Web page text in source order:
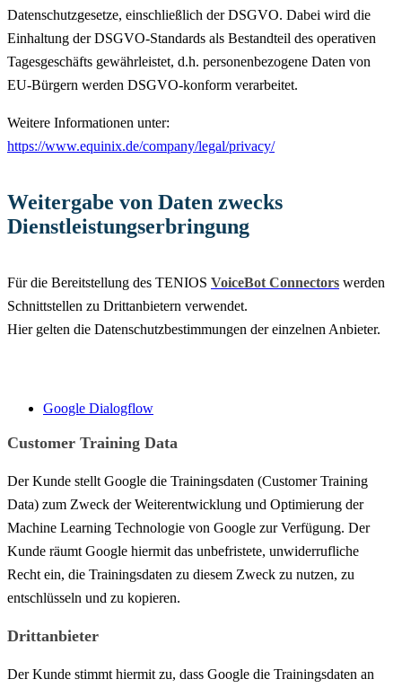
Datenschutzgesetze, einschließlich der DSGVO. Dabei wird die
Einhaltung der DSGVO-Standards als Bestandteil des operativen
Tagesgeschäfts gewährleistet, d.h. personenbezogene Daten von
EU-Bürgern werden DSGVO-konform verarbeitet.
Weitere Informationen unter:
https://www.equinix.de/company/legal/privacy/
Weitergabe von Daten zwecks
Dienstleistungserbringung
Für die Bereitstellung des TENIOS VoiceBot Connectors werden
Schnittstellen zu Drittanbietern verwendet.
Hier gelten die Datenschutzbestimmungen der einzelnen Anbieter.
Google Dialogflow
Customer Training Data
Der Kunde stellt Google die Trainingsdaten (Customer Training
Data) zum Zweck der Weiterentwicklung und Optimierung der
Machine Learning Technologie von Google zur Verfügung. Der
Kunde räumt Google hiermit das unbefristete, unwiderrufliche
Recht ein, die Trainingsdaten zu diesem Zweck zu nutzen, zu
entschlüsseln und zu kopieren.
Drittanbieter
Der Kunde stimmt hiermit zu, dass Google die Trainingsdaten an